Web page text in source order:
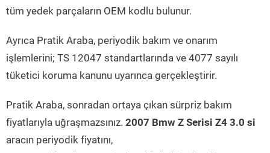
tüm yedek parçaların OEM kodlu bulunur.
Ayrıca Pratik Araba, periyodik bakım ve onarım
işlemlerini; TS 12047 standartlarında ve 4077 sayılı
tüketici koruma kanunu uyarınca gerçekleştirir.
Pratik Araba, sonradan ortaya çıkan sürpriz bakım
fiyatlarıyla uğraşmazsınız. 2007 Bmw Z Serisi Z4 3.0 si
aracın periyodik fiyatını,